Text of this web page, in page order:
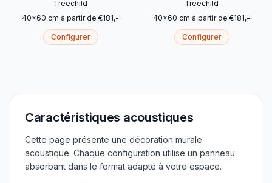
Treechild
40x60 cm à partir de €181,-
Configurer
Treechild
40x60 cm à partir de €181,-
Configurer
Caractéristiques acoustiques
Cette page présente une décoration murale
acoustique. Chaque configuration utilise un panneau
absorbant dans le format adapté à votre espace.